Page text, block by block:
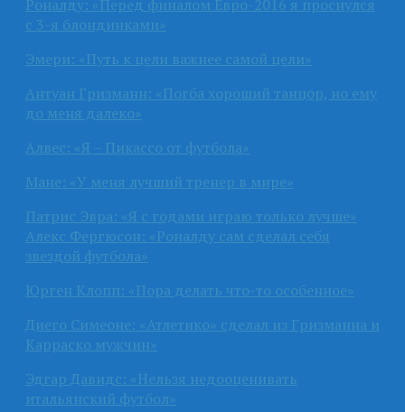
Роналду: «Перед финалом Евро-2016 я проснулся
с 3-я блондинками»
Эмери: «Путь к цели важнее самой цели»
Антуан Гризманн: «Погба хороший танцор, но ему
до меня далеко»
Алвес: «Я – Пикассо от футбола»
Мане: «У меня лучший тренер в мире»
Патрис Эвра: «Я с годами играю только лучше»
Алекс Фергюсон: «Роналду сам сделал себя
звездой футбола»
Юрген Клопп: «Пора делать что-то особенное»
Диего Симеоне: «Атлетико» сделал из Гризманна и
Карраско мужчин»
Эдгар Давидс: «Нельзя недооценивать
итальянский футбол»